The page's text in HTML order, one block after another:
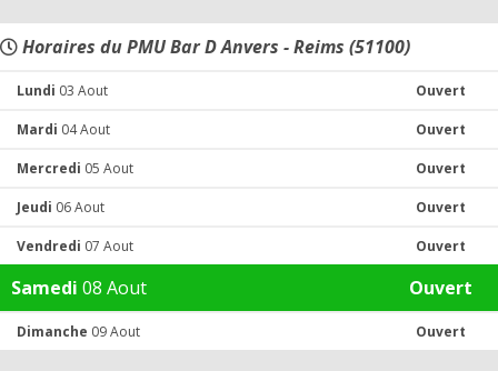
Horaires du PMU Bar D Anvers - Reims (51100)
Lundi 03 Aout Ouvert
Mardi 04 Aout Ouvert
Mercredi 05 Aout Ouvert
Jeudi 06 Aout Ouvert
Vendredi 07 Aout Ouvert
Samedi 08 Aout Ouvert
Dimanche 09 Aout Ouvert